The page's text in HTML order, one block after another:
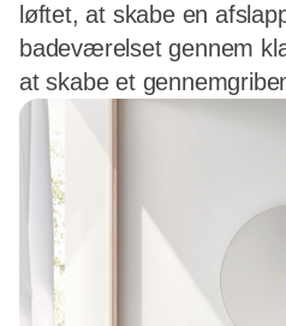
løftet, at skabe en
badeværelset gennem
at skabe et